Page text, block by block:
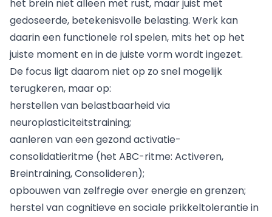
het brein niet alleen met rust, maar juist met
gedoseerde, betekenisvolle belasting. Werk kan
daarin een functionele rol spelen, mits het op het
juiste moment en in de juiste vorm wordt ingezet.
De focus ligt daarom niet op zo snel mogelijk
terugkeren, maar op:
herstellen van belastbaarheid via
neuroplasticiteitstraining;
aanleren van een gezond activatie-
consolidatieritme (het ABC-ritme: Activeren,
Breintraining, Consolideren);
opbouwen van zelfregie over energie en grenzen;
herstel van cognitieve en sociale prikkeltolerantie in